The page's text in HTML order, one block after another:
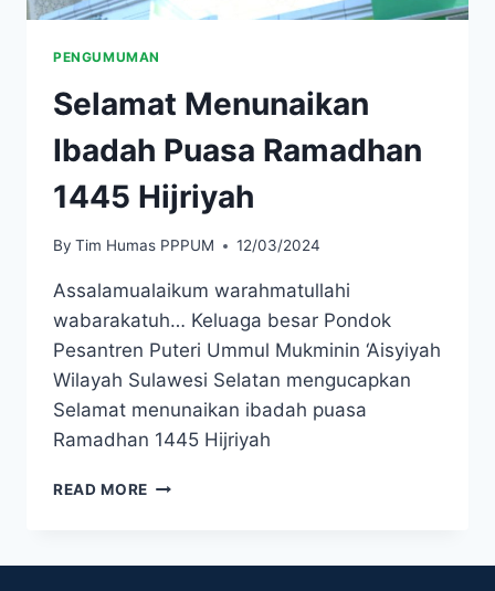
PENGUMUMAN
Selamat Menunaikan
Ibadah Puasa Ramadhan
1445 Hijriyah
By Tim Humas PPPUM 12/03/2024
Assalamualaikum warahmatullahi
wabarakatuh… Keluaga besar Pondok
Pesantren Puteri Ummul Mukminin ‘Aisyiyah
Wilayah Sulawesi Selatan mengucapkan
Selamat menunaikan ibadah puasa
Ramadhan 1445 Hijriyah
READ MORE